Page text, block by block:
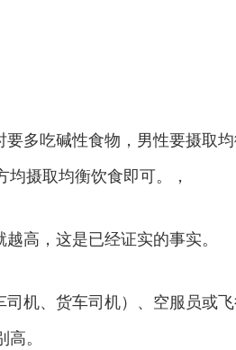
多吃碱性食物，男性要摄取
摄取均衡饮食即可。，
高，这是已经证实的事实。
机、货车司机）、空服员或
。